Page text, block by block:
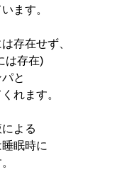
ます。
存在せず、
は存在)
と
れます。
よる
眠時に